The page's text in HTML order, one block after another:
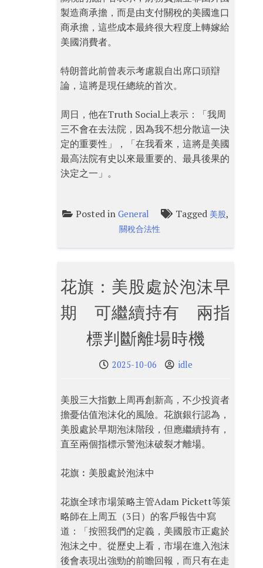
製造商承擔，而是由支付關稅的美國進口
商承擔，這些成本最終很大程度上轉嫁給
美國消費者。
特朗普此前曾表示考慮親自出席口頭辯
論，這將是現任總統的首次。
周日，他在Truth Social上表示：「我周
三不會在去法院，因為我不想分散這一決
定的重要性」，「在我看來，這將是美國
最高法院有史以來最重要的、最具後果的
決定之一」。
Posted inGeneral Tagged 美股,
關稅合法性
花旗：美股處於泡沫早
期 可繼續持有 兩指
標判斷離場時機
2025-10-06 idle
美股三大指數上周再創新高，不少投資者
擔憂估值泡沫化的風險。花旗銀行認為，
美股處於早期泡沫階段，但應繼續持有，
直至兩個指標示警泡沫破裂才離場。
花旗︰美股處於泡沫中
花旗全球市場策略主管Adam Pickett等策
略師在上周五（3日）的客戶報告中寫
道：「按照我們的定義，美國股市正處於
泡沫之中。從歷史上看，市場在進入泡沫
後會表現出強勁的前瞻回報，而只有在走